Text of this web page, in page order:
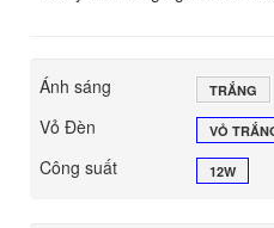
Ánh sáng TRẮNG
Vỏ Đèn VỎ
Công suất 12W